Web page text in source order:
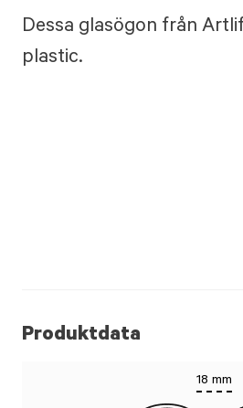
Dessa glasögon från
plastic.
Produktdata
18 mm